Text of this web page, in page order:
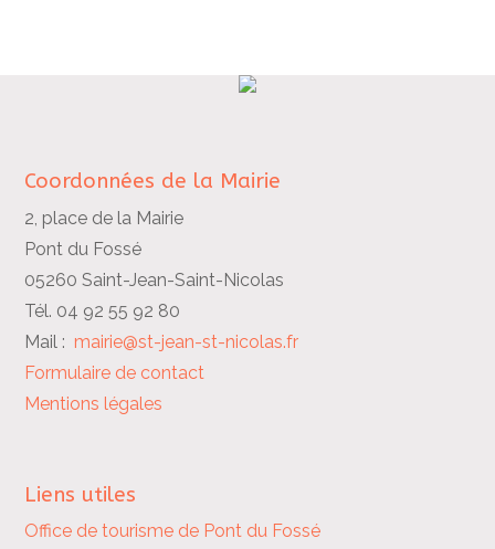
Coordonnées de la Mairie
2, place de la Mairie
Pont du Fossé
05260 Saint-Jean-Saint-Nicolas
Tél. 04 92 55 92 80
Mail :mairie@st-jean-st-nicolas.fr
Formulaire de contact
Mentions légales
Liens utiles
Office de tourisme de Pont du Fossé